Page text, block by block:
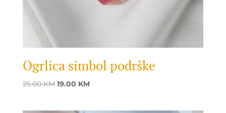
Ogrlica simbol podrške
25.00KM Original
19.00 KMCurrent